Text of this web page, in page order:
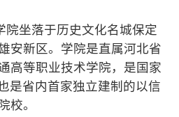
坐落于历史文化名城保定
安新区。学院是直属河北省
高等职业技术学院，是国家
是省内首家独立建制的以信
校。